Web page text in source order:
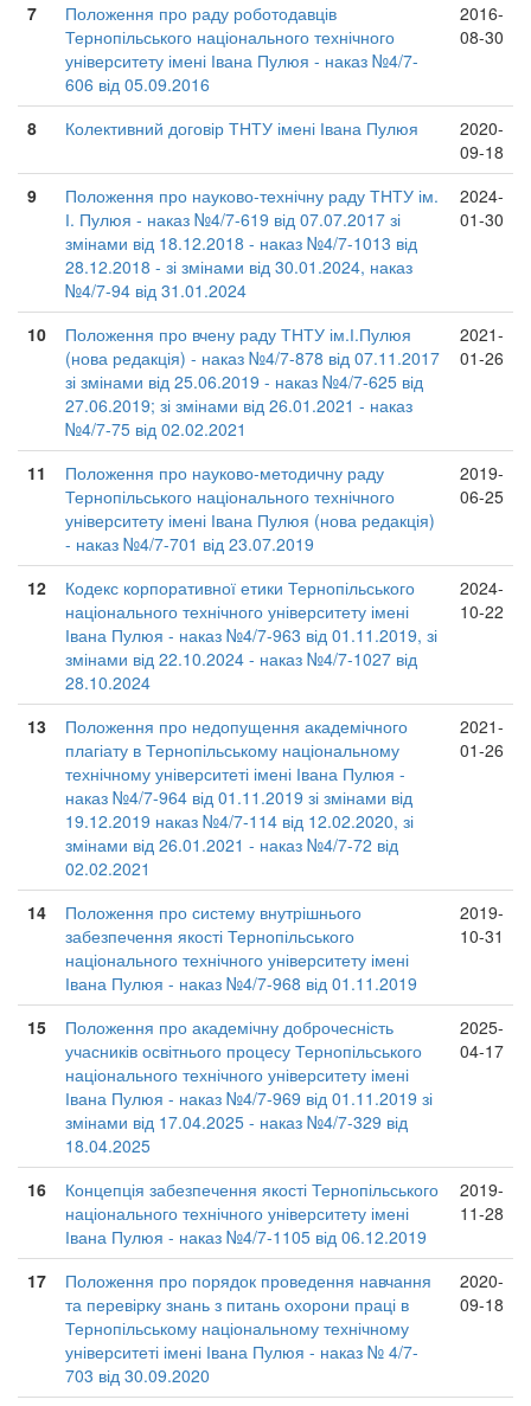
7
Положення про раду роботодавців
Тернопільського національного технічного
університету імені Івана Пулюя - наказ №4/7-
606 від 05.09.2016
2016-
08-30
8 Колективний договір ТНТУ імені Івана Пулюя
2020-
09-18
9
Положення про науково-технічну раду ТНТУ ім.
І. Пулюя - наказ №4/7-619 від 07.07.2017 зі
змінами від 18.12.2018 - наказ №4/7-1013 від
28.12.2018 - зі змінами від 30.01.2024, наказ
№4/7-94 від 31.01.2024
2024-
01-30
10
Положення про вчену раду ТНТУ ім.І.Пулюя
(нова редакція) - наказ №4/7-878 від 07.11.2017
зі змінами від 25.06.2019 - наказ №4/7-625 від
27.06.2019; зі змінами від 26.01.2021 - наказ
№4/7-75 від 02.02.2021
2021-
01-26
11
Положення про науково-методичну раду
Тернопільського національного технічного
університету імені Івана Пулюя (нова редакція)
- наказ №4/7-701 від 23.07.2019
2019-
06-25
12
Кодекс корпоративної етики Тернопільського
національного технічного університету імені
Івана Пулюя - наказ №4/7-963 від 01.11.2019, зі
змінами від 22.10.2024 - наказ №4/7-1027 від
28.10.2024
2024-
10-22
13
Положення про недопущення академічного
плагіату в Тернопільському національному
технічному університеті імені Івана Пулюя -
наказ №4/7-964 від 01.11.2019 зі змінами від
19.12.2019 наказ №4/7-114 від 12.02.2020, зі
змінами від 26.01.2021 - наказ №4/7-72 від
02.02.2021
2021-
01-26
14
Положення про систему внутрішнього
забезпечення якості Тернопільського
національного технічного університету імені
Івана Пулюя - наказ №4/7-968 від 01.11.2019
2019-
10-31
15
Положення про академічну доброчесність
учасників освітнього процесу Тернопільського
національного технічного університету імені
Івана Пулюя - наказ №4/7-969 від 01.11.2019 зі
змінами від 17.04.2025 - наказ №4/7-329 від
18.04.2025
2025-
04-17
16
Концепція забезпечення якості Тернопільського
національного технічного університету імені
Івана Пулюя - наказ №4/7-1105 від 06.12.2019
2019-
11-28
17
Положення про порядок проведення навчання
та перевірку знань з питань охорони праці в
Тернопільському національному технічному
університеті імені Івана Пулюя - наказ № 4/7-
703 від 30.09.2020
2020-
09-18